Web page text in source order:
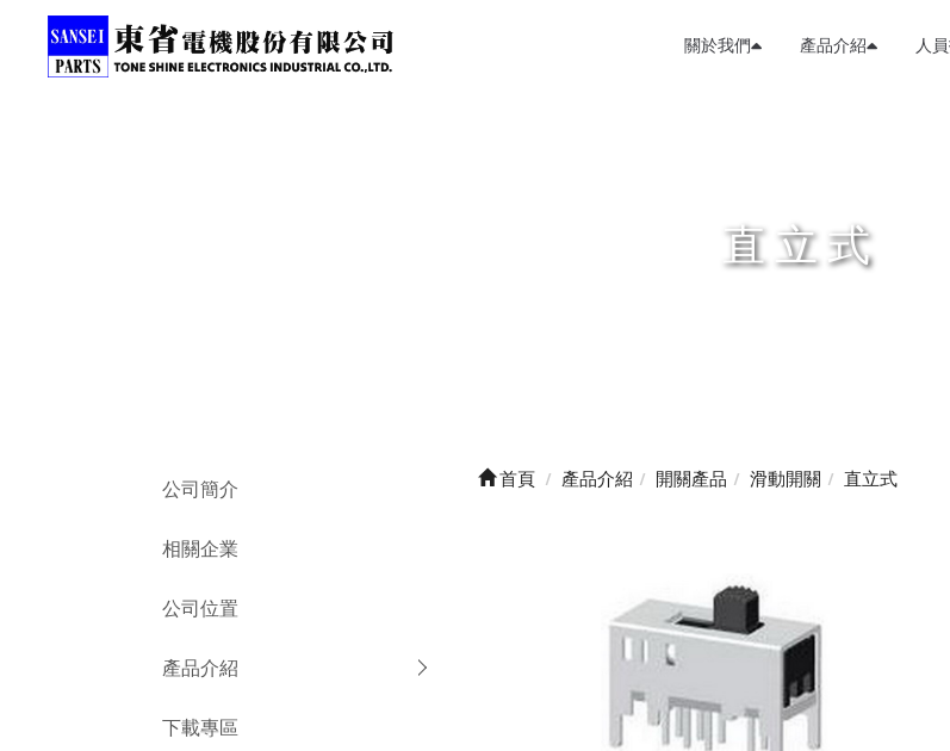
關於我們 產品介紹 人
直立式
公司簡介
相關企業
公司位置
產品介紹
下載專區
首頁 產品介紹 開關產品 滑動開關 直立式